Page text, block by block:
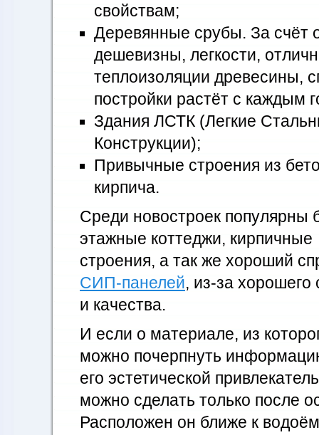
свойствам;
Деревянные срубы. За счёт
дешевизны, легкости,
теплоизоляции древесины,
постройки растёт с каждым
Здания ЛСТК (Легкие
Конструкции);
Привычные строения из
кирпича.
Среди новостроек популярны
этажные коттеджи,
строения, а так же хороший
СИП-панелей, из-за
и качества.
И если о материале, из
можно почерпнуть
его эстетической
можно сделать только после
Расположен он ближе к